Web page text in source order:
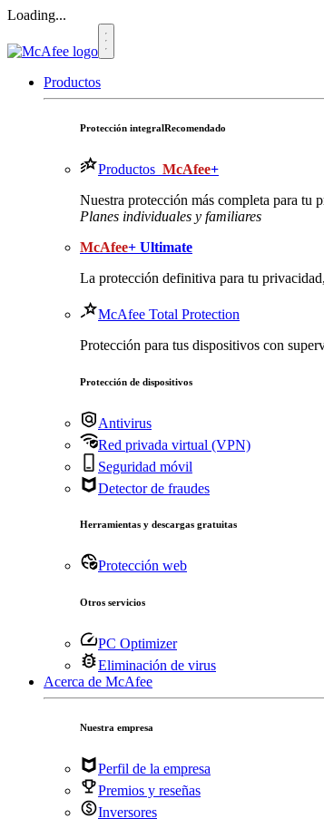
Loading...
Productos
Protección integralRecomendado
Productos McAfee+
Nuestra protección más completa para tu
Planes individuales y familiares
McAfee+ Ultimate
La protección definitiva para tu
McAfee Total Protection
Protección para tus dispositivos con
Protección de dispositivos
Antivirus
Red privada virtual (VPN)
Seguridad móvil
Detector de fraudes
Herramientas y descargas gratuitas
Protección web
Otros servicios
PC Optimizer
Eliminación de virus
Acerca de McAfee
Nuestra empresa
Perfil de la empresa
Premios y reseñas
Inversores